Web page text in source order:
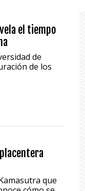
el tiempo
de
de los
que